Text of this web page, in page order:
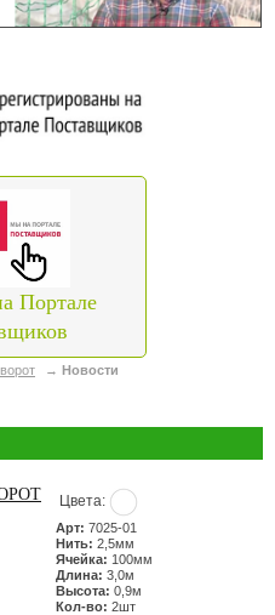
Портале
→ Новости
Цвета:
Арт: 7025-01
Нить: 2,5мм
Ячейка: 100мм
Длина: 3,0м
Высота: 0,9м
Кол-во: 2шт